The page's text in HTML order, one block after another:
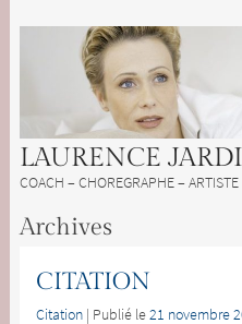
LAURENCE
COACH – CHOREGRAPHE – ARTISTE
Archives
CITATION
Citation| Publié le21 novembre